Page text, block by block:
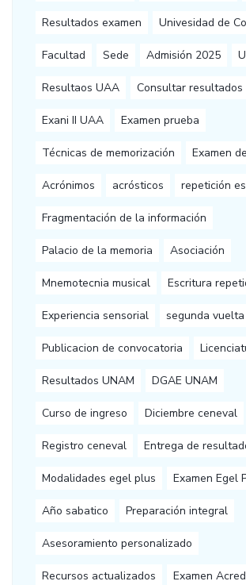
Resultados examen Univesidad de
Facultad Sede Admisión 2025
Resultaos UAA Consultar resultados
Exani II UAA Examen prueba
Técnicas de memorización Examen
Acrónimos acrósticos repetición
Fragmentación de la información
Palacio de la memoria Asociación
Mnemotecnia musical Escritura
Experiencia sensorial segunda vuelta
Publicacion de convocatoria
Resultados UNAM DGAE UNAM
Curso de ingreso Diciembre ceneval
Registro ceneval Entrega de
Modalidades egel plus Examen Egel
Año sabatico Preparación integral
Asesoramiento personalizado
Recursos actualizados Examen